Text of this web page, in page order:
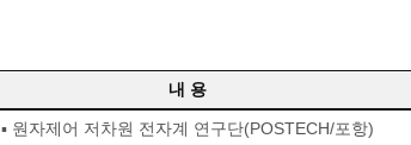
내 용
▪ 원자제어 저차원 전자계 연구단(POSTECH/포항)